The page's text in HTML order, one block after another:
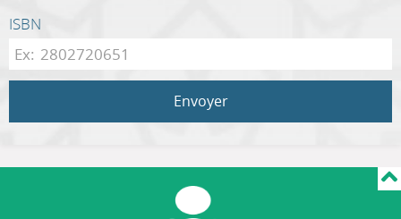
ISBN
Envoyer